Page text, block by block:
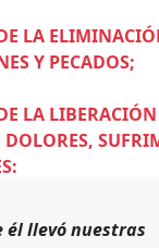
LA
Y PECADOS;
LA LIBERACIÓN
él llevó nuestras